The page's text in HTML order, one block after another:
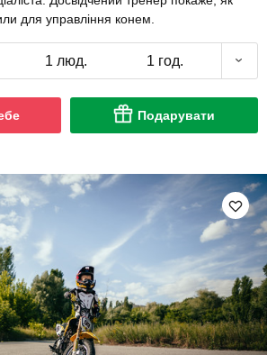
для управління конем.
1 люд. 1 год.
Подарувати